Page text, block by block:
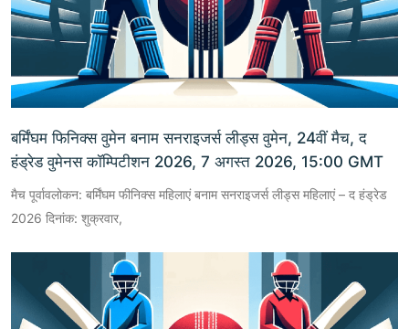
बर्मिंघम फिनिक्स वुमेन बनाम सनराइजर्स लीड्स वुमेन, 24वीं मैच, द
हंड्रेड वुमेनस कॉम्पिटीशन 2026, 7 अगस्त 2026, 15:00 GMT
मैच पूर्वावलोकन: बर्मिंघम फीनिक्स महिलाएं बनाम सनराइजर्स लीड्स महिलाएं – द हंड्रेड
2026 दिनांक: शुक्रवार,